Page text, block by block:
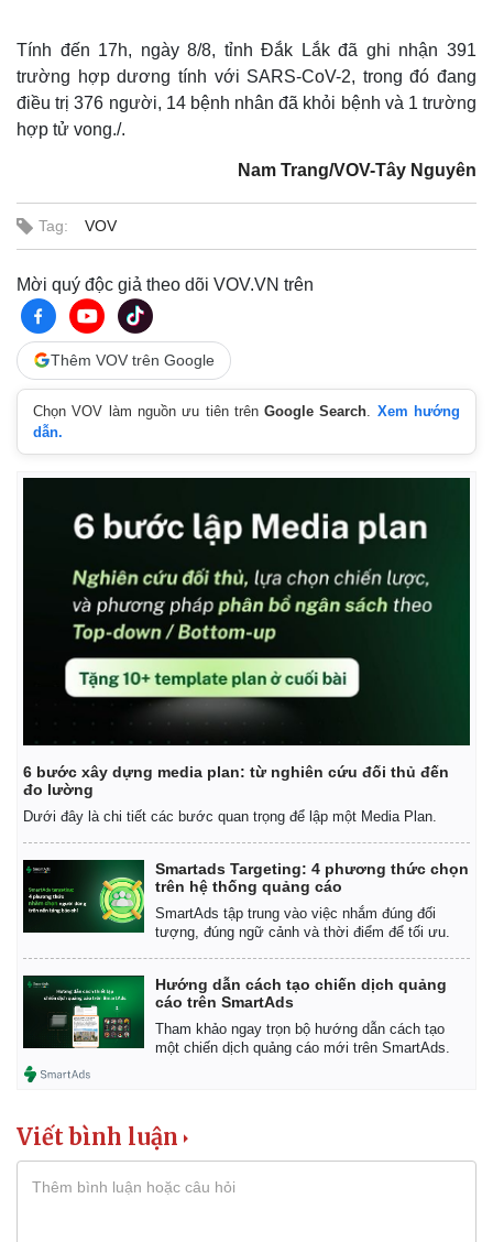
Thế giới
Quan sát
Cuộc sống đó đây
Video
Ảnh
Infographic
Tính đến 17h, ngày 8/8, tỉnh Đắk Lắk đã ghi nhận 391
trường hợp dương tính với SARS-CoV-2, trong đó đang
điều trị 376 người, 14 bệnh nhân đã khỏi bệnh và 1 trường
hợp tử vong./.
Nam Trang/VOV-Tây Nguyên
Tag: VOV
Mời quý độc giả theo dõi VOV.VN trên
Thêm VOV trên Google
Chọn VOV làm nguồn ưu tiên trênGoogle Search
Xem hướng
dẫn.
6 bước xây dựng media plan: từ nghiên cứu đối thủ đến
đo lường
Dưới đây là chi tiết các bước quan trọng để lập một Media Plan.
Smartads Targeting: 4 phương thức chọn
trên hệ thống quảng cáo
SmartAds tập trung vào việc nhắm đúng đối
tượng, đúng ngữ cảnh và thời điểm để tối ưu.
Hướng dẫn cách tạo chiến dịch quảng
cáo trên SmartAds
Tham khảo ngay trọn bộ hướng dẫn cách tạo
một chiến dịch quảng cáo mới trên SmartAds.
Viết bình luận